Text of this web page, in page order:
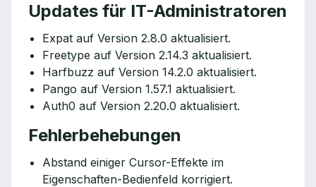
Updates für IT-Administratoren
Expat auf Version 2.8.0 aktualisiert.
Freetype auf Version 2.14.3 aktualisiert.
Harfbuzz auf Version 14.2.0 aktualisiert.
Pango auf Version 1.57.1 aktualisiert.
Auth0 auf Version 2.20.0 aktualisiert.
Fehlerbehebungen
Abstand einiger Cursor-Effekte im
Eigenschaften-Bedienfeld korrigiert.